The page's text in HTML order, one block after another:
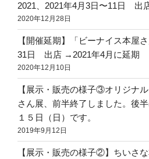
2021、2021年4月3日〜11日 出
2020年12月28日
【開催延期】「ビーナイス本屋
31日 出店 →2021年4月に延期
2020年12月10日
【展示・販売の様子③オリジナ
さん展、前半終了しました。後
１５日（日）です。
2019年9月12日
【展示・販売の様子②】ちいさ